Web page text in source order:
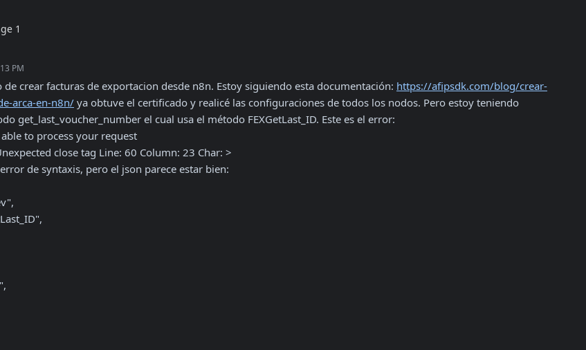
1
PM
crear facturas de exportacion desde n8n. Estoy siguiendo esta documentación: https://afipsdk.com/blog/crear-
arca-en-n8n/ ya obtuve el certificado y realicé las configuraciones de todos los nodos. Pero estoy teniendo
get_last_voucher_number el cual usa el método FEXGetLast_ID. Este es el error:
to process your request
close tag Line: 60 Column: 23 Char: >
de syntaxis, pero el json parece estar bien: